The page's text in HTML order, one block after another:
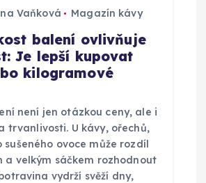
Vaňková Magazín kávy
balení ovlivňuje
Je lepší kupovat
kilogramové
není jen otázkou ceny, ale i
trvanlivosti. U kávy, ořechů,
sušeného ovoce může rozdíl
a velkým sáčkem rozhodnout
vydrží svěží dny,